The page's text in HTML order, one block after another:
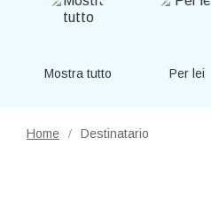
Mostra tutto Per lei
Home / Destinatario